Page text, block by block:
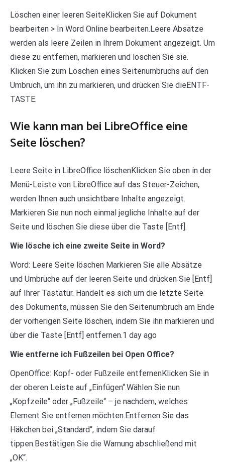
Löschen einer leeren SeiteKlicken Sie auf Dokument
bearbeiten > In Word Online bearbeiten.Leere Absätze
werden als leere Zeilen in Ihrem Dokument angezeigt. Um
diese zu entfernen, markieren und löschen Sie sie.
Klicken Sie zum Löschen eines Seitenumbruchs auf den
Umbruch, um ihn zu markieren, und drücken Sie dieENTF-
TASTE.
Wie kann man bei LibreOffice eine
Seite löschen?
Leere Seite in LibreOffice löschenKlicken Sie oben in der
Menü-Leiste von LibreOffice auf das Steuer-Zeichen,
werden Ihnen auch unsichtbare Inhalte angezeigt.
Markieren Sie nun noch einmal jegliche Inhalte auf der
Seite und löschen Sie diese über die Taste [Entf].
Wie lösche ich eine zweite Seite in Word?
Word: Leere Seite löschen Markieren Sie alle Absätze
und Umbrüche auf der leeren Seite und drücken Sie [Entf]
auf Ihrer Tastatur. Handelt es sich um die letzte Seite
des Dokuments, müssen Sie den Seitenumbruch am Ende
der vorherigen Seite löschen, indem Sie ihn markieren und
über die Taste [Entf] entfernen.1 day ago
Wie entferne ich Fußzeilen bei Open Office?
OpenOffice: Kopf- oder Fußzeile entfernenKlicken Sie in
der oberen Leiste auf „Einfügen“.Wählen Sie nun
„Kopfzeile“ oder „Fußzeile“ – je nachdem, welches
Element Sie entfernen möchten.Entfernen Sie das
Häkchen bei „Standard“, indem Sie darauf
tippen.Bestätigen Sie die Warnung abschließend mit
„OK“.